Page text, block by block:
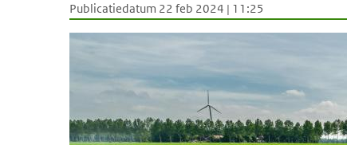
Publicatiedatum 22 feb 2024 | 11:25